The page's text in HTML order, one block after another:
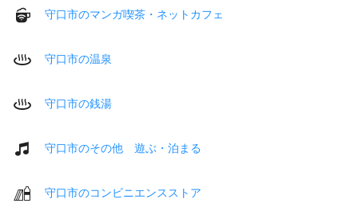
守口市のマンガ喫茶・ネットカフェ
守口市の温泉
守口市の銭湯
守口市のその他 遊ぶ・泊まる
守口市のコンビニエンスストア